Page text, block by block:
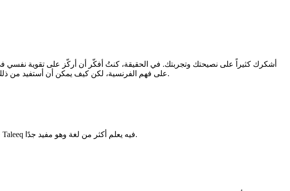
أشكرك كثيراً على نصيحتك وتجربتك. في الحقيقة، كنتُ أفكّر أن أركّز على تقوية نفسي في
على فهم الفرنسية، لكن كيف يمكن أن أستفيد من ذلك وأنا ما زلت بحاجة إلى تقوية جادّة في الإنجليزية نفسها؟ فأنا أبذل جهداً كبيراً في دراستها لأحصل على علامات ممتازة.
في هذا الصدد أنصحك بمتابعة مستر إبراهيم عادل لأنه ضليع في تعليم اللغات المختلفة وأعتقد أن له تطبيق اسمه طليق Taleeq فيه يعلم أكثر من لغة وهو مفيد جدًا.